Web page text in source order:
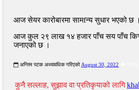
आज सेयर कारोबारमा सामfन्य सुधार भएको
आज कुल २९ लाख १४ हजार पाँच सय पाँच
जनाएको छ ।
अन्तिम पटक अध्यावधिक गरिएको August 30, 2022
कुनै सल्लाह, सुझाव वा प्रतिकृयाको लागि